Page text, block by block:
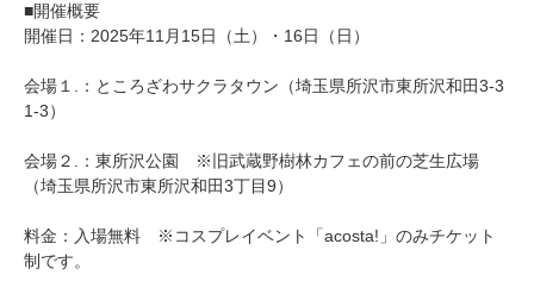
■開催概要
開催日：2025年11月15日（土）・16日（日）
会場１.：ところざわサクラタウン（埼玉県所沢市東所沢和田3-3
1-3）
会場２.：東所沢公園 ※旧武蔵野樹林カフェの前の芝生広場
（埼玉県所沢市東所沢和田3丁目9）
料金：入場無料 ※コスプレイベント「acosta!」のみチケット
制です。